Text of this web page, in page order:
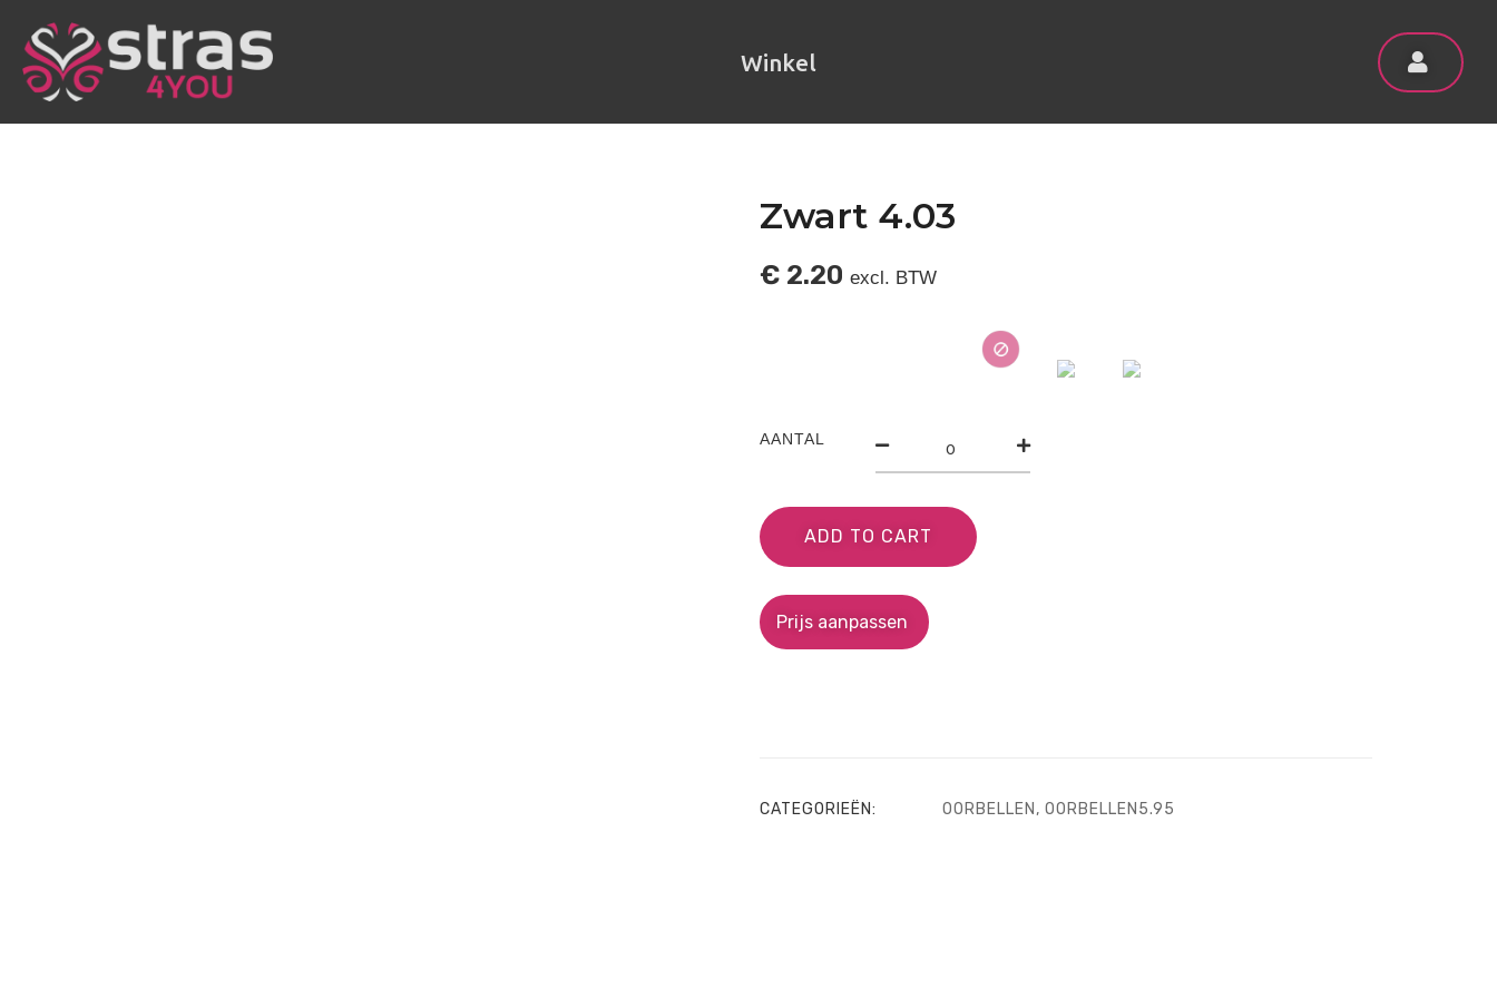
Winkel
Zwart 4.03
€ 2.20 excl. BTW
AANTAL
ADD TO CART
Prijs aanpassen
CATEGORIEËN: OORBELLEN , OORBELLEN5.95